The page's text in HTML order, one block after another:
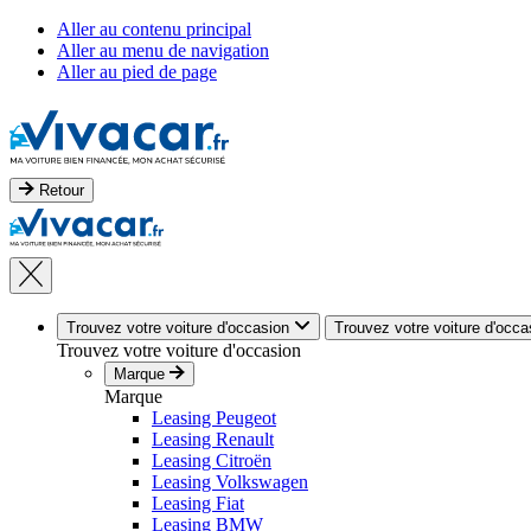
Aller au contenu principal
Aller au menu de navigation
Aller au pied de page
Retour
Trouvez votre voiture d'occasion Trouvez votre voiture
Trouvez votre voiture d'occasion
Marque
Marque
Leasing Peugeot
Leasing Renault
Leasing Citroën
Leasing Volkswagen
Leasing Fiat
Leasing BMW